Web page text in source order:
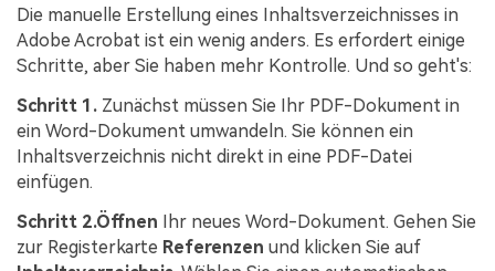
Die manuelle Erstellung eines Inhaltsverzeichnisses in
Adobe Acrobat ist ein wenig anders. Es erfordert einige
Schritte, aber Sie haben mehr Kontrolle. Und so geht's:
Schritt 1. Zunächst müssen Sie Ihr PDF-Dokument in
ein Word-Dokument umwandeln. Sie können ein
Inhaltsverzeichnis nicht direkt in eine PDF-Datei
einfügen.
Schritt 2.Öffnen Ihr neues Word-Dokument. Gehen Sie
zur Registerkarte Referenzen und klicken Sie auf